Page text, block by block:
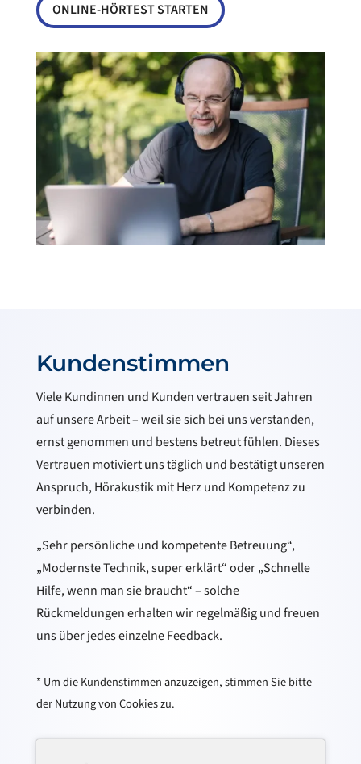
ONLINE-HÖRTEST STARTEN
Kundenstimmen
Viele Kundinnen und Kunden vertrauen seit Jahren
auf unsere Arbeit – weil sie sich bei uns verstanden,
ernst genommen und bestens betreut fühlen. Dieses
Vertrauen motiviert uns täglich und bestätigt unseren
Anspruch, Hörakustik mit Herz und Kompetenz zu
verbinden.
„Sehr persönliche und kompetente Betreuung“,
„Modernste Technik, super erklärt“ oder „Schnelle
Hilfe, wenn man sie braucht“ – solche
Rückmeldungen erhalten wir regelmäßig und freuen
uns über jedes einzelne Feedback.
* Um die Kundenstimmen anzuzeigen, stimmen Sie bitte
der Nutzung von Cookies zu.